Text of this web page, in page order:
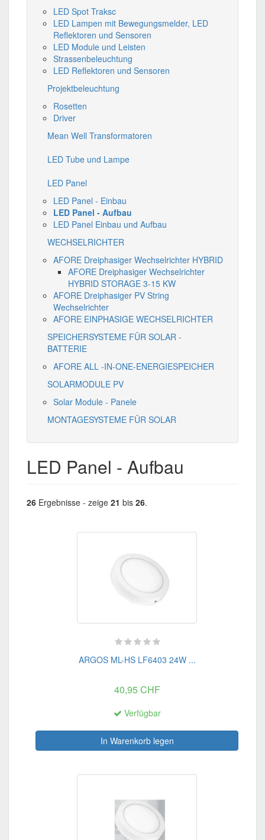
LED Spot Traksc
LED Lampen mit Bewegungsmelder, LED
Reflektoren und Sensoren
LED Module und Leisten
Strassenbeleuchtung
LED Reflektoren und Sensoren
Projektbeleuchtung
Rosetten
Driver
Mean Well Transformatoren
LED Tube und Lampe
LED Panel
LED Panel - Einbau
LED Panel - Aufbau
LED Panel Einbau und Aufbau
WECHSELRICHTER
AFORE Dreiphasiger Wechselrichter HYBRID
AFORE Dreiphasiger Wechselrichter
HYBRID STORAGE 3-15 KW
AFORE Dreiphasiger PV String
Wechselrichter
AFORE EINPHASIGE WECHSELRICHTER
SPEICHERSYSTEME FÜR SOLAR -
BATTERIE
AFORE ALL -IN-ONE-ENERGIESPEICHER
SOLARMODULE PV
Solar Module - Panele
MONTAGESYSTEME FÜR SOLAR
LED Panel - Aufbau
26 Ergebnisse - zeige 21 bis 26.
ARGOS ML-HS LF6403 24W ...
40,95 CHF
Verfügbar
In Warenkorb legen